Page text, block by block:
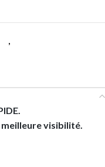
,
visibilité.